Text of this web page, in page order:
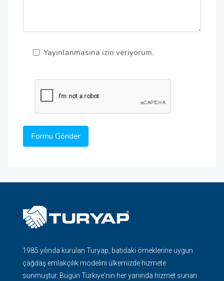
Yayınlanmasına izin veriyorum.
1985 yılında kurulan Turyap, batıdaki örneklerine uygun
çağdaş emlakçılık modelini ülkemizde hizmete
sunmuştur. Bugün Türkiye'nin her yanında hizmet sunan